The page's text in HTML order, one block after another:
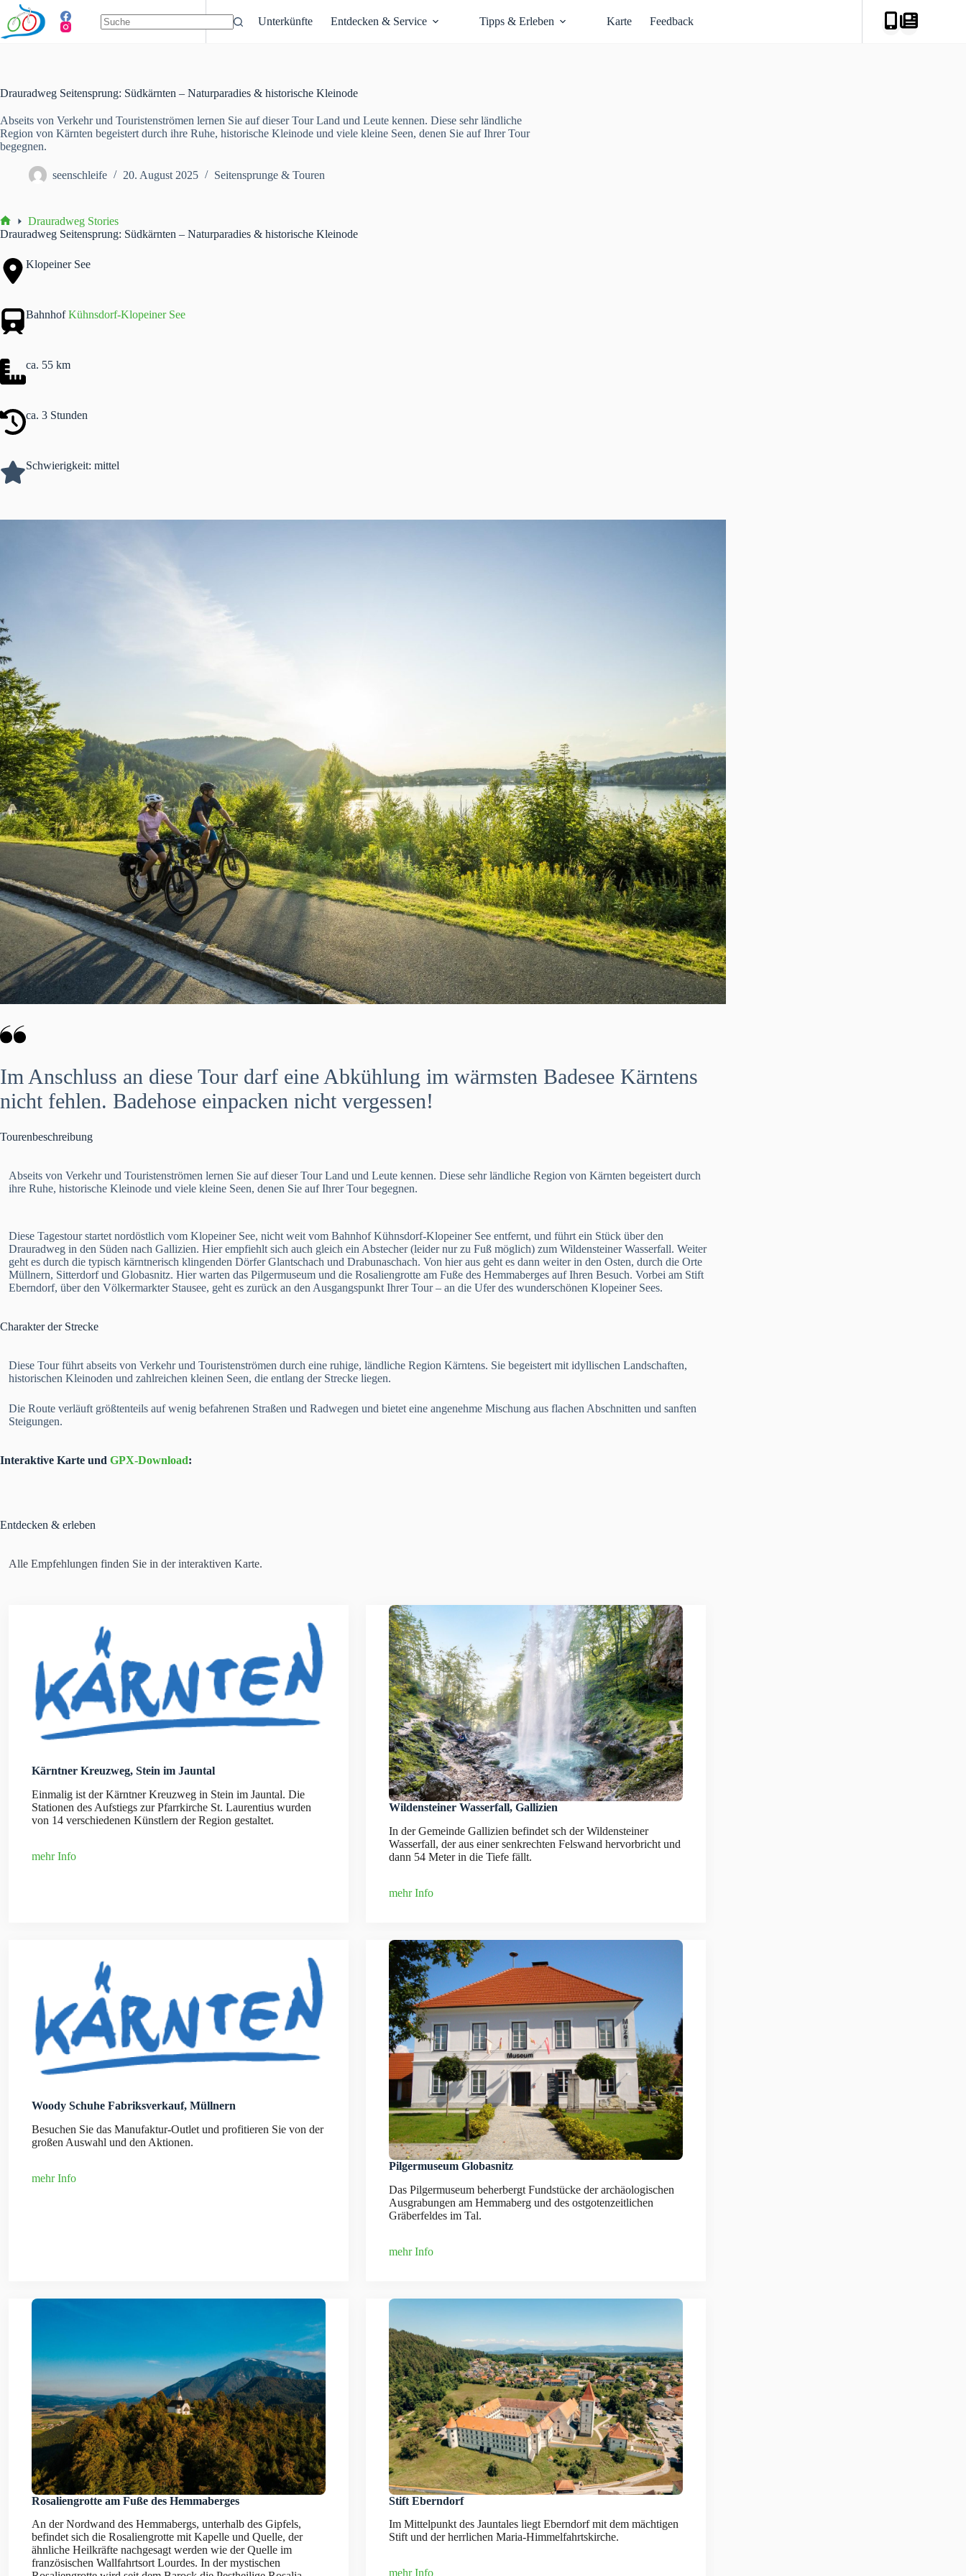
Zum
Inhalt
springen
Unterkünfte Entdecken & Service Tipps & Erleben Karte Feedback
Drauradweg Seitensprung: Südkärnten – Naturparadies & historische Kleinode
Abseits von Verkehr und Touristenströmen lernen Sie auf dieser Tour Land und Leute kennen. Diese sehr ländliche
Region von Kärnten begeistert durch ihre Ruhe, historische Kleinode und viele kleine Seen, denen Sie auf Ihrer Tour
begegnen.
seenschleife 20. August 2025 Seitensprunge & Touren
Start
Drauradweg Stories
Drauradweg Seitensprung: Südkärnten – Naturparadies & historische Kleinode
Klopeiner See
BahnhofKühnsdorf-Klopeiner See
ca. 55 km
ca. 3 Stunden
Schwierigkeit: mittel
Im Anschluss an diese Tour darf eine Abkühlung im wärmsten Badesee Kärntens
nicht fehlen. Badehose einpacken nicht vergessen!
Tourenbeschreibung
Abseits von Verkehr und Touristenströmen lernen Sie auf dieser Tour Land und Leute kennen. Diese sehr ländliche Region von Kärnten begeistert durch
ihre Ruhe, historische Kleinode und viele kleine Seen, denen Sie auf Ihrer Tour begegnen.
Diese Tagestour startet nordöstlich vom Klopeiner See, nicht weit vom Bahnhof Kühnsdorf-Klopeiner See entfernt, und führt ein Stück über den
Drauradweg in den Süden nach Gallizien. Hier empfiehlt sich auch gleich ein Abstecher (leider nur zu Fuß möglich) zum Wildensteiner Wasserfall. Weiter
geht es durch die typisch kärntnerisch klingenden Dörfer Glantschach und Drabunaschach. Von hier aus geht es dann weiter in den Osten, durch die Orte
Müllnern, Sitterdorf und Globasnitz. Hier warten das Pilgermuseum und die Rosaliengrotte am Fuße des Hemmaberges auf Ihren Besuch. Vorbei am Stift
Eberndorf, über den Völkermarkter Stausee, geht es zurück an den Ausgangspunkt Ihrer Tour – an die Ufer des wunderschönen Klopeiner Sees.
Charakter der Strecke
Diese Tour führt abseits von Verkehr und Touristenströmen durch eine ruhige, ländliche Region Kärntens. Sie begeistert mit idyllischen Landschaften,
historischen Kleinoden und zahlreichen kleinen Seen, die entlang der Strecke liegen.
Die Route verläuft größtenteils auf wenig befahrenen Straßen und Radwegen und bietet eine angenehme Mischung aus flachen Abschnitten und sanften
Steigungen.
Interaktive Karte und GPX-Download:
Entdecken & erleben
Alle Empfehlungen finden Sie in der interaktiven Karte.
Kärntner Kreuzweg, Stein im Jauntal
Einmalig ist der Kärntner Kreuzweg in Stein im Jauntal. Die
Stationen des Aufstiegs zur Pfarrkirche St. Laurentius wurden
von 14 verschiedenen Künstlern der Region gestaltet.
mehr Info
Wildensteiner Wasserfall, Gallizien
In der Gemeinde Gallizien befindet sch der Wildensteiner
Wasserfall, der aus einer senkrechten Felswand hervorbricht und
dann 54 Meter in die Tiefe fällt.
mehr Info
Woody Schuhe Fabriksverkauf, Müllnern
Besuchen Sie das Manufaktur-Outlet und profitieren Sie von der
großen Auswahl und den Aktionen.
mehr Info
Pilgermuseum Globasnitz
Das Pilgermuseum beherbergt Fundstücke der archäologischen
Ausgrabungen am Hemmaberg und des ostgotenzeitlichen
Gräberfeldes im Tal.
mehr Info
Rosaliengrotte am Fuße des Hemmaberges
An der Nordwand des Hemmabergs, unterhalb des Gipfels,
befindet sich die Rosaliengrotte mit Kapelle und Quelle, der
ähnliche Heilkräfte nachgesagt werden wie der Quelle im
französischen Wallfahrtsort Lourdes. In der mystischen
Stift Eberndorf
Im Mittelpunkt des Jauntales liegt Eberndorf mit dem mächtigen
Stift und der herrlichen Maria-Himmelfahrtskirche.
mehr Info